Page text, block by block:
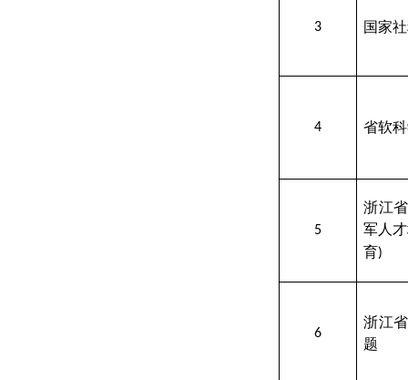
3 国家
4 省软
5
浙江
军人
育)
6
浙江
题